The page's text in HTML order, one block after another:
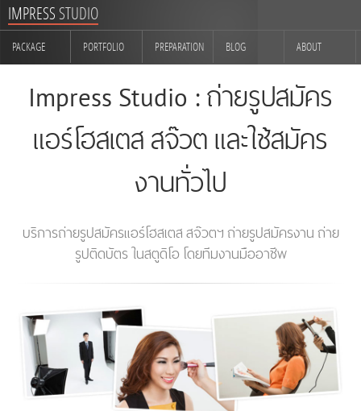
IMPRESS STUDIO
PACKAGE PORTFOLIO PREPARATION BLOG ABOUT
Impress Studio : ถ่ายรูปสมัคร
แอร์โฮสเตส สจ๊วต และใช้สมัคร
งานทั่วไป
บริการถ่ายรูปสมัครแอร์โฮสเตส สจ๊วตฯ ถ่ายรูปสมัครงาน ถ่าย
รูปติดบัตร ในสตูดิโอ โดยทีมงานมืออาชีพ